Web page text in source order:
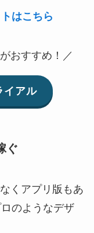
はこちら
おすすめ！／
イアル
ぐ
くアプリ版もあ
のようなデザ